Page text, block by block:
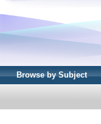
Browse by Subject